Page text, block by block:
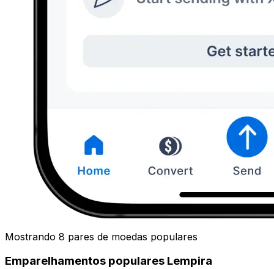
Mostrando 8 pares de moedas populares
Emparelhamentos populares Lempira